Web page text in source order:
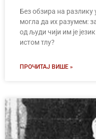
Без обзира на
могла да их разумем:
од људи чији им је
истом тлу?
ПРОЧИТАЈ ВИШЕ »